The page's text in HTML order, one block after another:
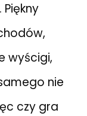
wyścigi,
nie
czy gra